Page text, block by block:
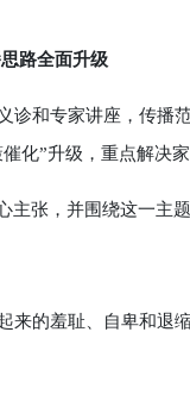
路全面升级
和专家讲座，传播
化”升级，重点解决
张，并围绕这一主
的羞耻、自卑和退